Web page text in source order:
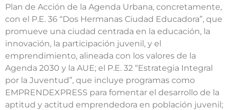
Plan de Acción de la Agenda Urbana, concretamente,
con el P.E. 36 “Dos Hermanas Ciudad Educadora”, que
promueve una ciudad centrada en la educación, la
innovación, la participación juvenil, y el
emprendimiento, alineada con los valores de la
Agenda 2030 y la AUE; el P.E. 32 “Estrategia Integral
por la Juventud”, que incluye programas como
EMPRENDEXPRESS para fomentar el desarrollo de la
aptitud y actitud emprendedora en población juvenil;